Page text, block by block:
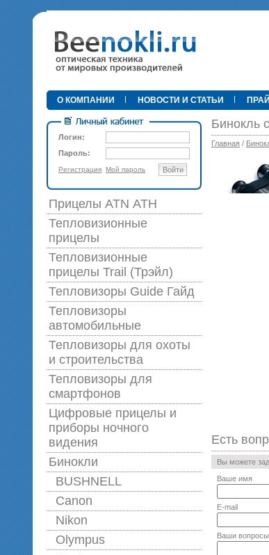
•
О КОМПАНИИ НОВОСТИ И СТАТЬИ
Логин:
Пароль:
Регистрация Мой пароль Войти
Прицелы ATN АТН
Тепловизионные
прицелы
Тепловизионные
прицелы Trail (Трэйл)
Тепловизоры Guide Гайд
Тепловизоры
автомобильные
Тепловизоры для охоты
и строительства
Тепловизоры для
смартфонов
Цифровые прицелы и
приборы ночного
видения
Бинокли
BUSHNELL
Canon
Nikon
Olympus
Бинокль
Главная /
Есть
Вы можете
Ваше имя
E-mail
Ваши вопросы